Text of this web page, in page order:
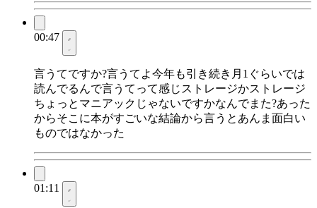
00:47
言うてですか?言うてよ今年も引き続き月1ぐらいでは
読んでるんで言うてって感じストレージかストレージ
ちょっとマニアックじゃないですかなんでまた?あった
からそこに本がすごいな結論から言うとあんま面白い
ものではなかった
01:11